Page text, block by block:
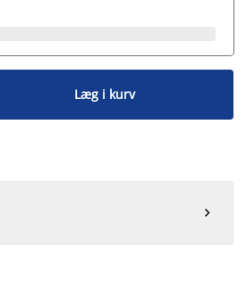
Læg i kurv
